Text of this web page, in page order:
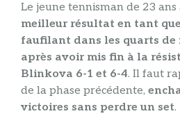
Le jeune tennisman de 23
meilleur résultat en tant
faufilant dans les quarts
après avoir mis fin à la
Blinkova 6-1 et 6-4. Il faut
de la phase précédente,
victoires sans perdre un set.